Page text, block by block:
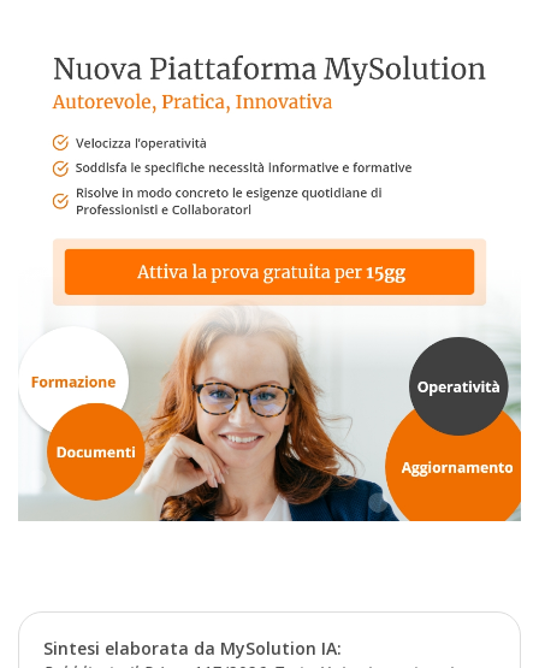
Sintesi elaborata da MySolution IA: